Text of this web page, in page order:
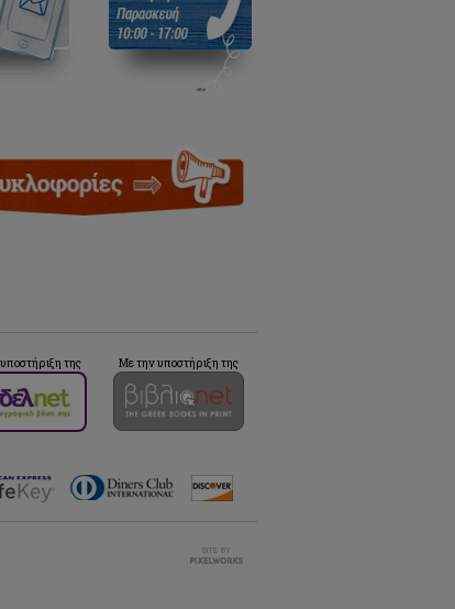
της Με την υποστήριξη της